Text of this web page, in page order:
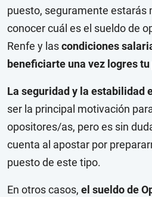
puesto, seguramente estarás
conocer cuál es el sueldo de
Renfe y lascondiciones
beneficiarte una vez logres tu
La seguridad y la estabilidad
ser la principal motivación
opositores/as, pero es sin
cuenta al apostar por
puesto de este tipo.
En otros casos, el sueldo de